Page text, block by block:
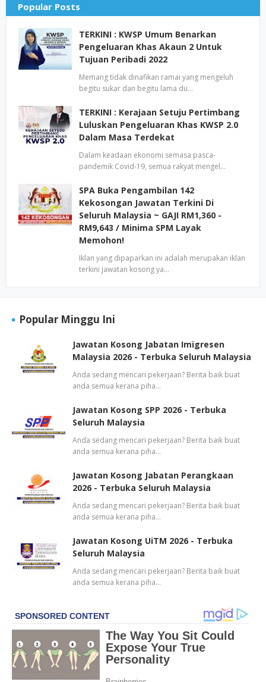
Popular Posts
TERKINI : KWSP Umum Benarkan
Pengeluaran Khas Akaun 2 Untuk
Tujuan Peribadi 2022
Memang tidak dinafikan ramai yang mengeluh
begitu sukar dan begitu lama du…
TERKINI : Kerajaan Setuju Pertimbang
Luluskan Pengeluaran Khas KWSP 2.0
Dalam Masa Terdekat
Dalam keadaan ekonomi semasa pasca-
pandemik Covid-19, semua rakyat mengel…
SPA Buka Pengambilan 142
Kekosongan Jawatan Terkini Di
Seluruh Malaysia ~ GAJI RM1,360 -
RM9,643 / Minima SPM Layak
Memohon!
Iklan yang dipaparkan ini adalah merupakan iklan
terkini jawatan kosong ya…
Popular Minggu Ini
Jawatan Kosong Jabatan Imigresen
Malaysia 2026 - Terbuka Seluruh Malaysia
Anda sedang mencari pekerjaan? Berita baik buat
anda semua kerana piha…
Jawatan Kosong SPP 2026 - Terbuka
Seluruh Malaysia
Anda sedang mencari pekerjaan? Berita baik buat
anda semua kerana piha…
Jawatan Kosong Jabatan Perangkaan
2026 - Terbuka Seluruh Malaysia
Anda sedang mencari pekerjaan? Berita baik buat
anda semua kerana piha…
Jawatan Kosong UiTM 2026 - Terbuka
Seluruh Malaysia
Anda sedang mencari pekerjaan? Berita baik buat
anda semua kerana piha…